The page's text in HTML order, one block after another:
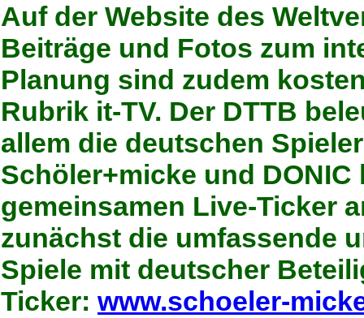
Auf der Website des
Beiträge und Fotos zum
Planung sind zudem
Rubrik it-TV. Der DTTB
allem die deutschen
Schöler+micke und
gemeinsamen Live-Ticker
zunächst die umfassende
Spiele mit deutscher
Ticker: www.schoeler-